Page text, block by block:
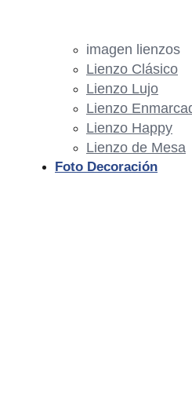
imagen lienzos
Lienzo Clásico
Lienzo Lujo
Lienzo
Lienzo Happy
Lienzo de Mesa
Foto Decoración